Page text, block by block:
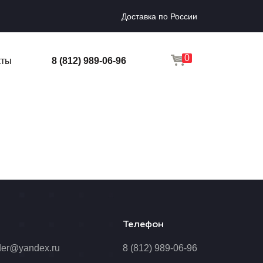
Доставка по России
8 (812) 989-06-96 0
Телефон
8 (812) 989-06-96